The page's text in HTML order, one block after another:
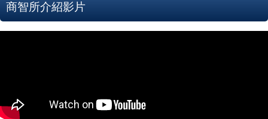
商智所介紹影片